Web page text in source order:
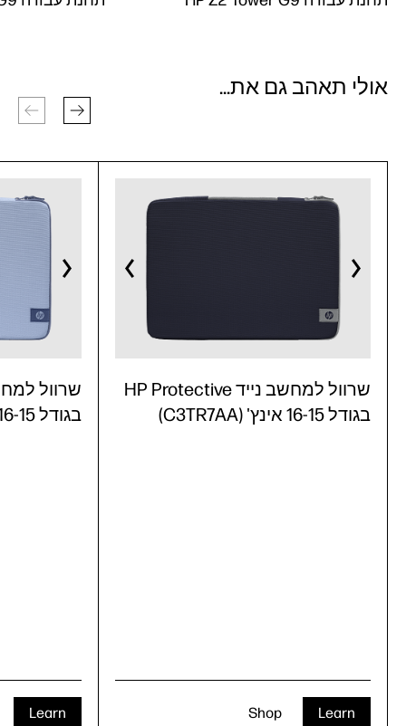
אולי תאהב גם את...
בגודל 16-15 אינץ' (C3TR6AA)
Learn
שרוול למחשב נייד HP Protective
בגודל 16-15 אינץ' (C3TR7AA)
Learn
Shop